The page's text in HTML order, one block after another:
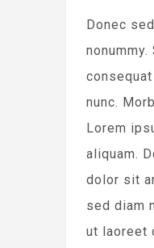
Donec
nunc.
Lorem
aliquam.
dolor sit
sed diam
ut laoreet